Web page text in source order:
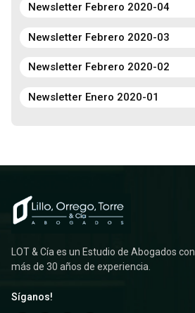
Newsletter Febrero 2020-04
Newsletter Febrero 2020-03
Newsletter Febrero 2020-02
Newsletter Enero 2020-01
LOT & Cía es un Estudio de Abogados con
más de 30 años de experiencia.
Síganos!